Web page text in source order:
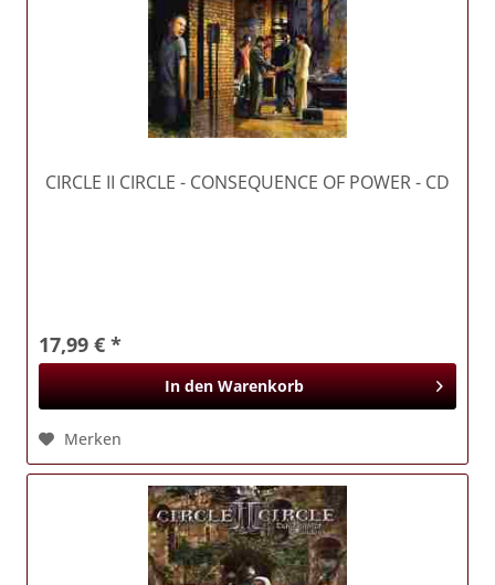
CIRCLE II CIRCLE - CONSEQUENCE OF POWER - CD
17,99 € *
In den Warenkorb
Merken